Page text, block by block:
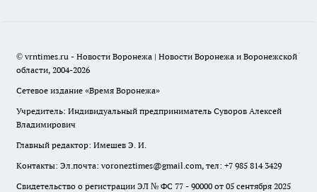
© vrntimes.ru - Новости Воронежа | Новости Воронежа и Воронежской
области, 2004-2026
Сетевое издание «Время Воронежа»
Учредитель: Индивидуальный предприниматель Суворов Алексей
Владимирович
Главный редактор: Имешев Э. И.
Контакты: Эл.почта: voroneztimes@gmail.com, тел: +7 985 814 3429
Свидетельство о регистрации ЭЛ № ФС 77 - 90000 от 05 сентября 2025